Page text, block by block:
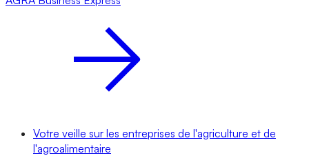
Votre veille sur les entreprises de l'agriculture et de
l'agroalimentaire